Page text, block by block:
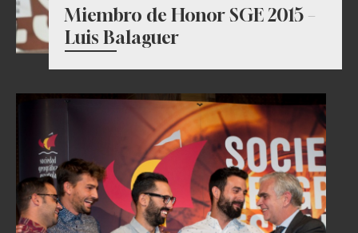
Miembro de Honor SGE 2015 –
Luis Balaguer